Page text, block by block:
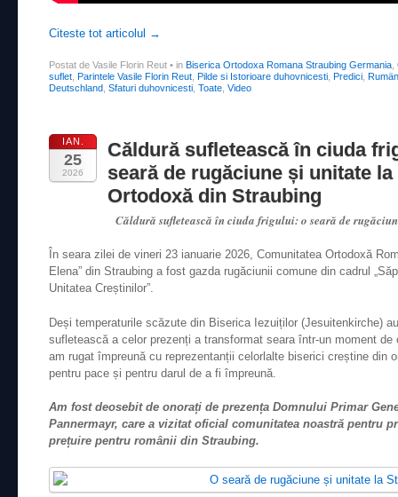
Citeste tot articolul →
Postat de Vasile Florin Reut • in Biserica Ortodoxa Romana Straubing Germania
suflet Parintele Vasile Florin Reut Pilde si Istorioare duhovnicesti Predici
Deutschland Sfaturi duhovnicesti Toate Video
IAN.
25
2026
Căldură sufletească în ciuda
seară de rugăciune și unitate
Ortodoxă din Straubing
Căldură sufletească în ciuda frigului: o seară de
În seara zilei de vineri 23 ianuarie 2026, Comunitatea Ortodoxă
Elena” din Straubing a fost gazda rugăciunii comune din cadrul
Unitatea Creștinilor”.
Deși temperaturile scăzute din Biserica Iezuiților (Jesuitenkirche)
sufletească a celor prezenți a transformat seara într-un moment
am rugat împreună cu reprezentanții celorlalte biserici creștine din
pentru pace și pentru darul de a fi împreună.
Am fost deosebit de onorați de prezența Domnului Primar
Pannermayr, care a vizitat oficial comunitatea noastră pentru
prețuire pentru românii din Straubing.